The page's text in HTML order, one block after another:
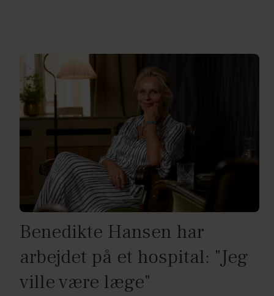
Benedikte Hansen har
arbejdet på et hospital: "Jeg
ville være læge"